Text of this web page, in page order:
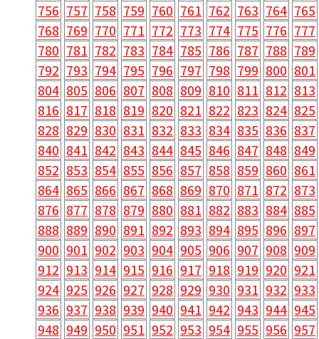
756 757 758 759 760 761 762 763 764 765
768 769 770 771 772 773 774 775 776 777
780 781 782 783 784 785 786 787 788 789
792 793 794 795 796 797 798 799 800 801
804 805 806 807 808 809 810 811 812 813
816 817 818 819 820 821 822 823 824 825
828 829 830 831 832 833 834 835 836 837
840 841 842 843 844 845 846 847 848 849
852 853 854 855 856 857 858 859 860 861
864 865 866 867 868 869 870 871 872 873
876 877 878 879 880 881 882 883 884 885
888 889 890 891 892 893 894 895 896 897
900 901 902 903 904 905 906 907 908 909
912 913 914 915 916 917 918 919 920 921
924 925 926 927 928 929 930 931 932 933
936 937 938 939 940 941 942 943 944 945
948 949 950 951 952 953 954 955 956 957